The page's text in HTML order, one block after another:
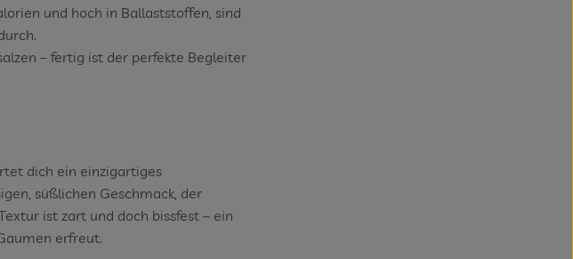
und hoch in Ballaststoffen, sind
– fertig ist der perfekte Begleiter
dich ein einzigartiges
süßlichen Geschmack, der
ist zart und doch bissfest – ein
erfreut.